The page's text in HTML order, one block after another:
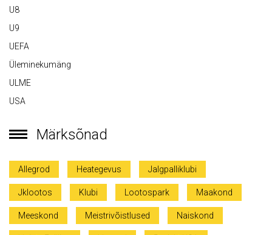
U8
U9
UEFA
Üleminekumäng
ULME
USA
Märksõnad
Allegrod Heategevus Jalgpalliklubi
Jklootos Klubi Lootospark Maakond
Meeskond Meistrivõistlused Naiskond